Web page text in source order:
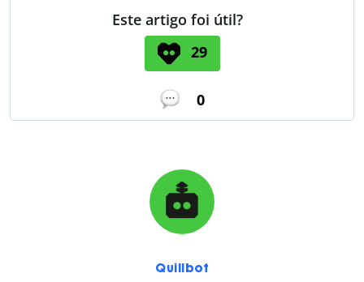
Este artigo foi útil?
29
0
Quillbot